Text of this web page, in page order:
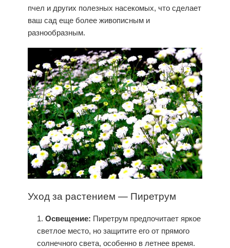
пчел и других полезных насекомых, что сделает
ваш сад еще более живописным и
разнообразным.
Уходза растением — Пиретрум
Освещение: Пиретрум предпочитает яркое
светлое место, но защитите его от прямого
солнечного света, особенно в летнее время.